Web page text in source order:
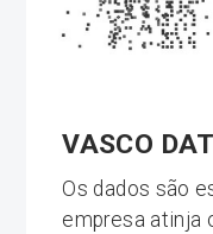
VASCO
Os dados são
empresa atinja